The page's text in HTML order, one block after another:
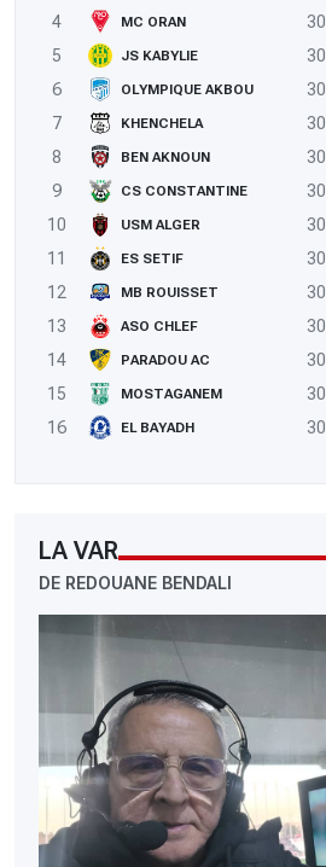
4
MC ORAN 30
5
JS KABYLIE 30
6
OLYMPIQUE AKBOU 30
7
KHENCHELA 30
8
BEN AKNOUN 30
9
CS CONSTANTINE 30
10
USM ALGER 30
11
ES SETIF 30
12
MB ROUISSET 30
13
ASO CHLEF 30
14
PARADOU AC 30
15
MOSTAGANEM 30
16
EL BAYADH 30
LA VAR
DE REDOUANE BENDALI